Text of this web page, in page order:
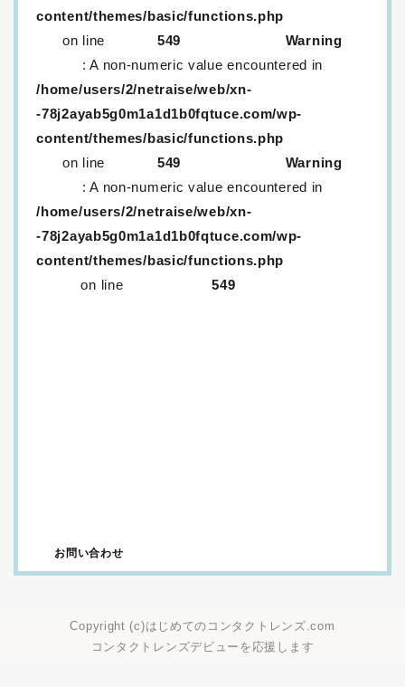
content/themes/basic/functions.php
on line
549
Warning
: A non-numeric value encountered in
/home/users/2/netraise/web/xn-
-78j2ayab5g0m1a1d1b0fqtuce.com/wp-
content/themes/basic/functions.php
on line
549
Warning
: A non-numeric value encountered in
/home/users/2/netraise/web/xn-
-78j2ayab5g0m1a1d1b0fqtuce.com/wp-
content/themes/basic/functions.php
on line
549
お問い合わせ
Copyright (c)はじめてのコンタクトレンズ.com
コンタクトレンズデビューを応援します